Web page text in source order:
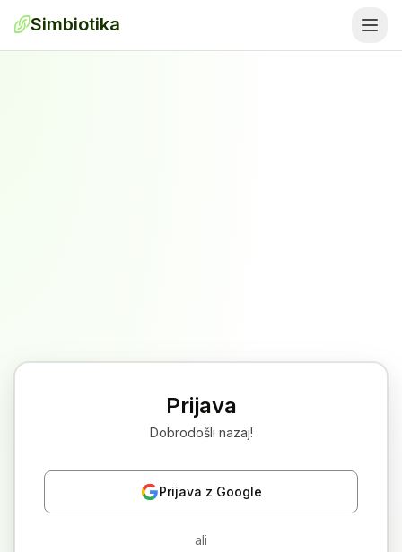
Simbiotika
Prijava
Dobrodošli nazaj!
Prijava z Google
ali